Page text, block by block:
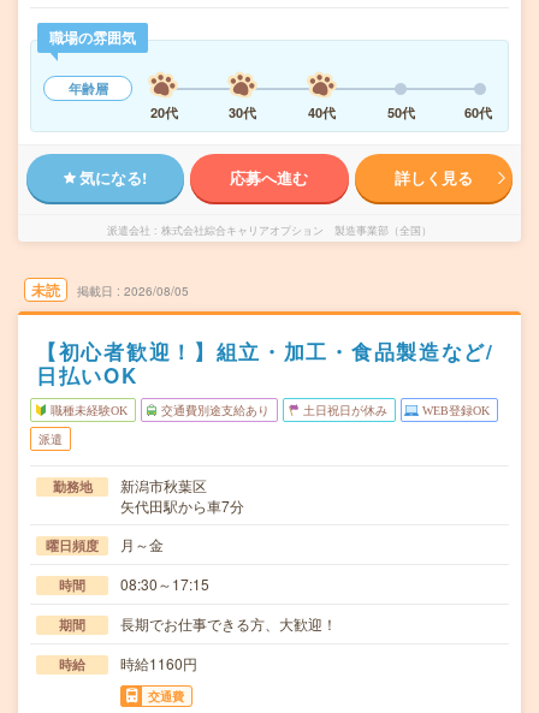
職場の雰囲気
年齢層
20代
30代 40代 50代 60代
気になる! 応募へ進む 詳しく見る
派遣会社 株式会社綜合キャリアオプション 製造事業部（全国）
未読 掲載日 2026/08/05
【初心者歓迎！】組立・加工・食品製造など/
日払いOK
職種未経験OK 交通費別途支給あり 土日祝日が休み WEB登録OK
派遣
勤務地
新潟市秋葉区
矢代田駅から車7分
曜日頻度 月～金
時間 08:30～17:15
期間 長期でお仕事できる方、大歓迎！
時給 時給1160円
交通費